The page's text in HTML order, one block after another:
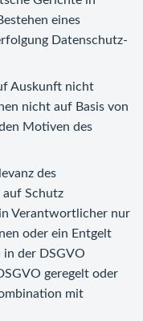
eines
Datenschutz-
Auskunft nicht
nicht auf Basis von
Motiven des
des
auf Schutz
Verantwortlicher nur
oder ein Entgelt
in der DSGVO
geregelt oder
mit